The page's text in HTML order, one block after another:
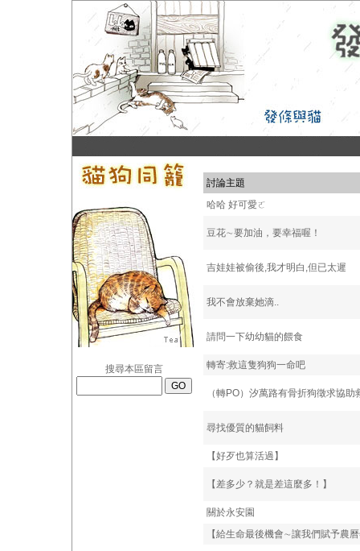
搜尋本區留言
討論主題
哈哈 好可愛ㄛ
豆花∼要加油，要幸福喔！
吉娃娃被偷後,我才明白,但已太遲
我不會放棄她滴..
請問一下幼幼貓的餵食
轉寄:救這隻狗狗一命吧
（轉PO）汐萬路有骨折狗徵求協
尋找優質的貓飼料
【好歹也算活過】
【差多少？就是差這麼多！】
關於永安園
【給生命最後機會∼讓我們賦予農